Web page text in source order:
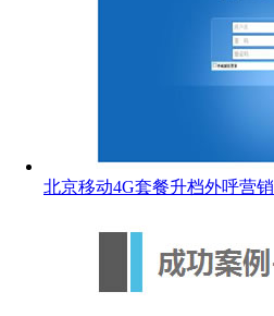
北京移动4G套餐升档外呼营销